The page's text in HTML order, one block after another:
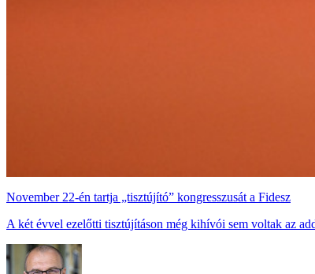
November 22-én tartja „tisztújító” kongresszusát a Fidesz
A két évvel ezelőtti tisztújításon még kihívói sem voltak az